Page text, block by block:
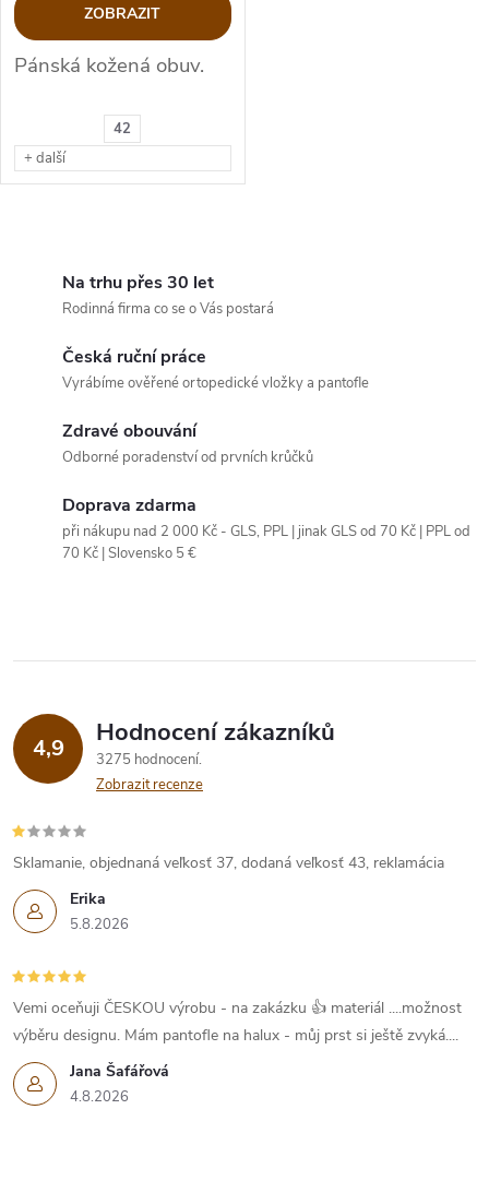
d
k
o
d
u
k
42
+ další
ZOBRAZIT
Pánská kožená obuv.
k
y
v
ý
p
s
u
Na trhu přes 30 let
Rodinná firma co se o Vás postará
Česká ruční práce
Vyrábíme ověřené ortopedické vložky a pantofle
Zdravé obouvání
Odborné poradenství od prvních krůčků
Doprava zdarma
při nákupu nad 2 000 Kč - GLS, PPL | jinak GLS od 70 Kč | PPL od
70 Kč | Slovensko 5 €
4,9 Hodnocení zákazníků
3275 hodnocení
Zobrazit recenze
Erika
5.8.2026
Sklamanie, objednaná veľkosť 37, dodaná veľkosť 43, reklamácia
Jana Šafářová
4.8.2026
Vemi oceňuji ČESKOU výrobu - na zakázku 👍 materiál ....možnost
výběru designu. Mám pantofle na halux - můj prst si ještě zvyká....